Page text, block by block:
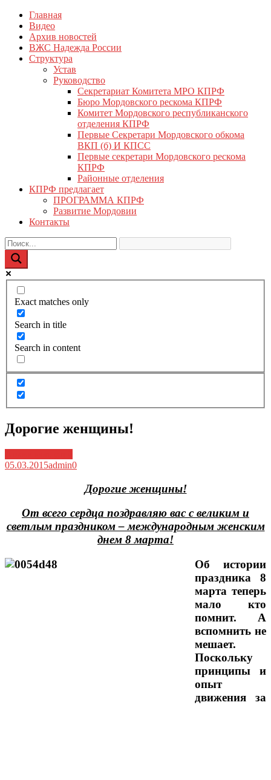
Перейти
содержимому
КПРФ Мордовия
Мордовское Региональное отделение КПРФ
Главная
Видео
Архив новостей
ВЖС Надежда России
Структура
Устав
Руководство
Секретариат Комитета МРО КПРФ
Бюро Мордовского рескома КПРФ
Комитет Мордовского республиканского
отделения КПРФ
Первые Секретари Мордовского обкома
ВКП (б) И КПСС
Первые секретари Мордовского рескома
КПРФ
Районные отделения
КПРФ предлагает
ПРОГРАММА КПРФ
Развитие Мордовии
Контакты
Exact matches only
Search in title
Search in content
Дорогие женщины!
05.03.2015admin0
Дорогие женщины!
От всего сердца поздравляю вас с великим и
светлым праздником – международным женским
днем 8 марта!
Об истории
праздника 8
марта теперь
мало кто
помнит. А
вспомнить не
мешает.
Поскольку
принципы и
опыт
движения за